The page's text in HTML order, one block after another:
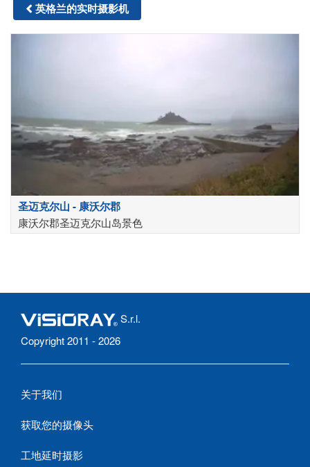
英格兰的实时摄影机
圣迈克尔山 - 康沃尔郡
康沃尔郡圣迈克尔山岛景色
S.r.l.
Copyright 2011 - 2026
关于我们
获取您的摄像头
工地延时摄影